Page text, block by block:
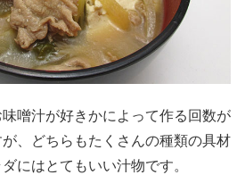
噌汁が好きかによって作る回数が
、どちらもたくさんの種類の具材
にはとてもいい汁物です。